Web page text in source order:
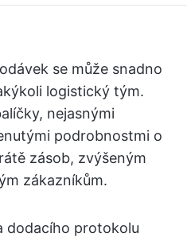
se může snadno
logistický tým.
nejasnými
podrobnostmi o
zásob, zvýšeným
zákazníkům.
dodacího protokolu